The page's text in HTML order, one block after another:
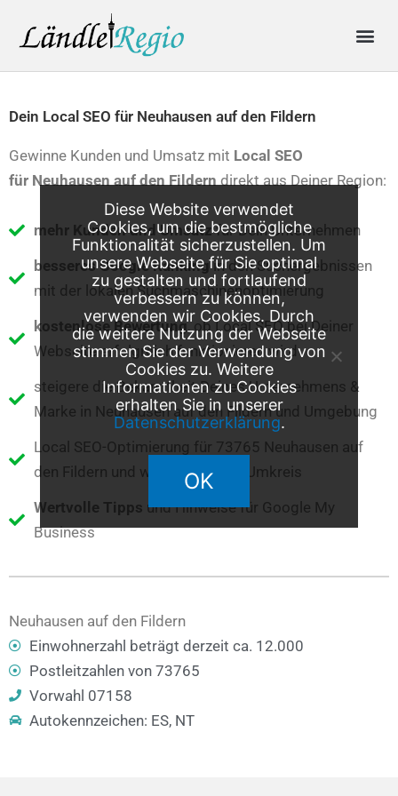
Dein Local SEO für Neuhausen auf den Fildern
Gewinne Kunden und Umsatz mit Local SEO
für Neuhausen auf den Fildern direkt aus Deiner Region:
mehr Kunden und Umsatzfür Dein Unternehmen
besseres Google Rankingin den Suchergebnissen
mit der lokalen Suchmaschinenoptimierung
kostenlose Bewertung, ob Local SEO bei Deiner
Webseite erfolgreich funktionieren wird
steigere die Bekanntheit Deines Unternehmens &
Marke in Neuhausen auf den Fildern und Umgebung
Local SEO-Optimierung für 73765 Neuhausen auf
den Fildern und weitere Orte im Umkreis
Wertvolle Tipps und Hinweise für Google My
Business
Neuhausen auf den Fildern
Einwohnerzahl beträgt derzeit ca. 12.000
Postleitzahlen von 73765
Vorwahl 07158
Autokennzeichen: ES, NT
Diese Website verwendet
Cookies, um die bestmögliche
Funktionalität sicherzustellen. Um
unsere Webseite für Sie optimal
zu gestalten und fortlaufend
verbessern zu können,
verwenden wir Cookies. Durch
die weitere Nutzung der Webseite
stimmen Sie der Verwendung von
Cookies zu. Weitere
Informationen zu Cookies
erhalten Sie in unserer
Datenschutzerklärung.
OK